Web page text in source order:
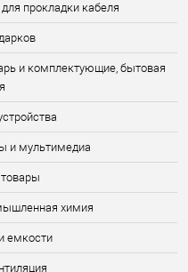
прокладки кабеля
и комплектующие, бытовая
и мультимедиа
химия
емкости